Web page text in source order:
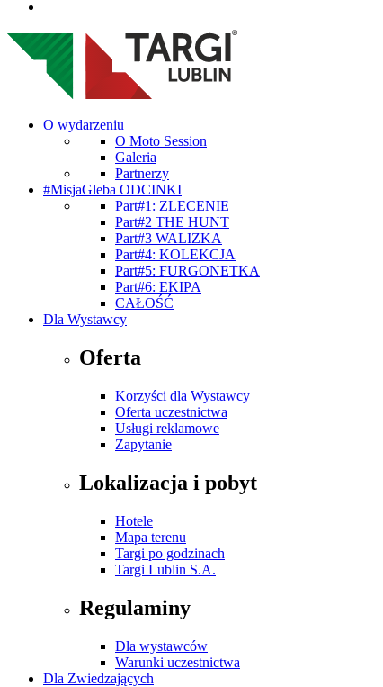
O wydarzeniu
O Moto Session
Galeria
Partnerzy
#MisjaGleba ODCINKI
Part#1: ZLECENIE
Part#2 THE HUNT
Part#3 WALIZKA
Part#4: KOLEKCJA
Part#5: FURGONETKA
Part#6: EKIPA
CAŁOŚĆ
Dla Wystawcy
Oferta
Korzyści dla Wystawcy
Oferta uczestnictwa
Usługi reklamowe
Zapytanie
Lokalizacja i pobyt
Hotele
Mapa terenu
Targi po godzinach
Targi Lublin S.A.
Regulaminy
Dla wystawców
Warunki uczestnictwa
Dla Zwiedzających